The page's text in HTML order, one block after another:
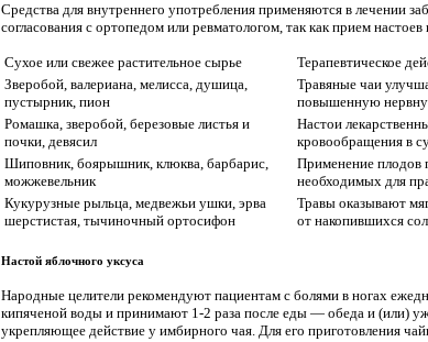
Средства для внутреннего употребления применяются в лечении
согласования с ортопедом или ревматологом, так как прием
Сухое или свежее растительное сырье
Терапевтическое
Зверобой, валериана, мелисса, душица,
пустырник, пион
Травяные чаи
повышенную
Ромашка, зверобой, березовые листья и
почки, девясил
Настои
кровообращения в
Шиповник, боярышник, клюква, барбарис,
можжевельник
Применение плодов
необходимых для
Кукурузные рыльца, медвежьи ушки, эрва
шерстистая, тычиночный ортосифон
Травы оказывают
от накопившихся
Настой яблочного уксуса
Народные целители рекомендуют пациентам с болями в ногах
кипяченой воды и принимают 1-2 раза после еды — обеда и (или)
укрепляющее действие у имбирного чая. Для его приготовления